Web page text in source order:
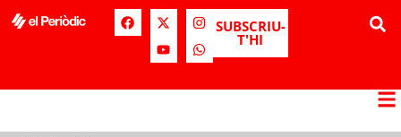
SUBSCRIU-
T'HI